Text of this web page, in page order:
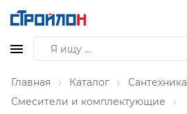
Главная Каталог
Сантехника
Смесители и комплектующие